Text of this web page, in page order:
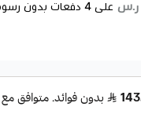
مقبض باب بالبصمة بنفسك
ببدائل آمنة وسريعة
على 4 دفعات بدون